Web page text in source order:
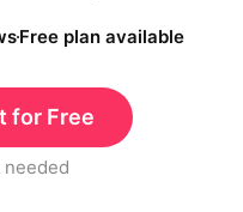
Free plan available
for Free